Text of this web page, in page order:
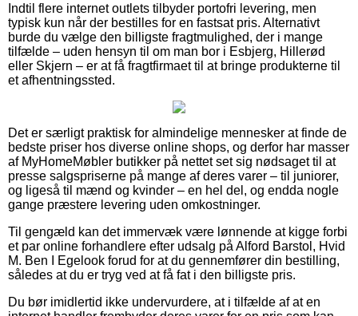
Indtil flere internet outlets tilbyder portofri levering, men
typisk kun når der bestilles for en fastsat pris. Alternativt
burde du vælge den billigste fragtmulighed, der i mange
tilfælde – uden hensyn til om man bor i Esbjerg, Hillerød
eller Skjern – er at få fragtfirmaet til at bringe produkterne til
et afhentningssted.
Det er særligt praktisk for almindelige mennesker at finde de
bedste priser hos diverse online shops, og derfor har masser
af MyHomeMøbler butikker på nettet set sig nødsaget til at
presse salgspriserne på mange af deres varer – til juniorer,
og ligeså til mænd og kvinder – en hel del, og endda nogle
gange præstere levering uden omkostninger.
Til gengæld kan det immervæk være lønnende at kigge forbi
et par online forhandlere efter udsalg på Alford Barstol, Hvid
M. Ben I Egelook forud for at du gennemfører din bestilling,
således at du er tryg ved at få fat i den billigste pris.
Du bør imidlertid ikke undervurdere, at i tilfælde af at en